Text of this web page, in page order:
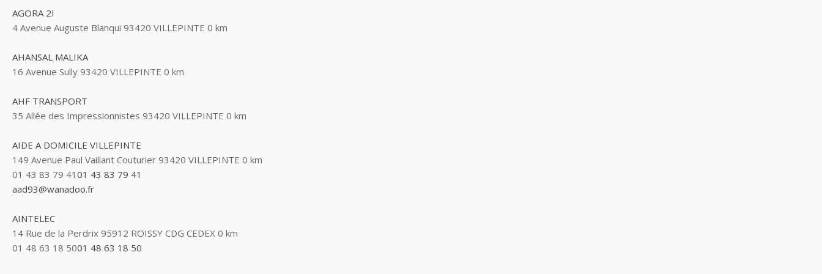
AGORA 2I
4 Avenue Auguste Blanqui 93420 VILLEPINTE 0 km
AHANSAL MALIKA
16 Avenue Sully 93420 VILLEPINTE 0 km
AHF TRANSPORT
35 Allée des Impressionnistes 93420 VILLEPINTE 0 km
AIDE A DOMICILE VILLEPINTE
149 Avenue Paul Vaillant Couturier 93420 VILLEPINTE 0 km
01 43 83 79 41 01 43 83 79 41
aad93@wanadoo.fr
AINTELEC
14 Rue de la Perdrix 95912 ROISSY CDG CEDEX 0 km
01 48 63 18 5001 48 63 18 50